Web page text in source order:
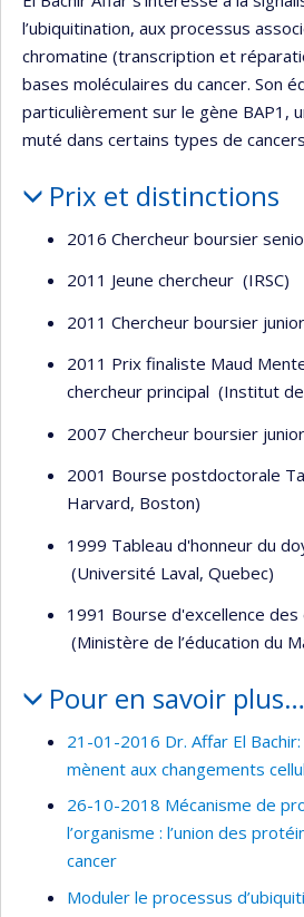
l’ubiquitination, aux processus
chromatine (transcription et
bases moléculaires du cancer. Son
particulièrement sur le gène BAP1,
muté dans certains types de
Prix et distinctions
2016 Chercheur boursier
2011 Jeune chercheur (IRSC)
2011 Chercheur boursier
2011 Prix finaliste Maud
chercheur principal (Institut
2007 Chercheur boursier
2001 Bourse postdoctorale
Harvard, Boston)
1999 Tableau d'honneur du
(Université Laval, Quebec)
1991 Bourse d'excellence
(Ministère de l’éducation du
Pour en savoir plus…
21-01-2016 Dr. Affar El Bachir‏: les mécanismes qui
mènent aux changements
26-10-2018 Mécanisme de
l’organisme : l’union des
cancer
Moduler le processus